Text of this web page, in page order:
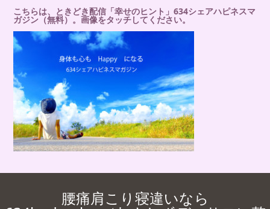
こちらは、ときどき配信「幸せのヒント」634シェアハピネスマ
ガジン（無料）。画像をタッチしてください。
腰痛肩こり寝違いなら